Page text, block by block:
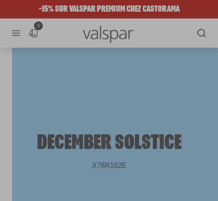
-15% SUR VALSPAR PREMIUM CHEZ CASTORAMA
0
DECEMBER SOLSTICE
X76R162E